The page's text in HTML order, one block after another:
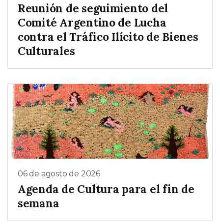
Reunión de seguimiento del
Comité Argentino de Lucha
contra el Tráfico Ilícito de Bienes
Culturales
06 de agosto de 2026
Agenda de Cultura para el fin de
semana